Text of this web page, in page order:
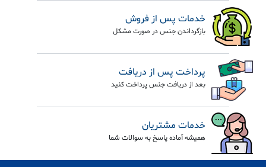
خدمات پس از فروش
بازگرداندن جنس در صورت مشکل
پرداخت پس از دریافت
بعد از دریافت جنس پرداخت کنید
خدمات مشتریان
همیشه آماده پاسخ به سوالات شما